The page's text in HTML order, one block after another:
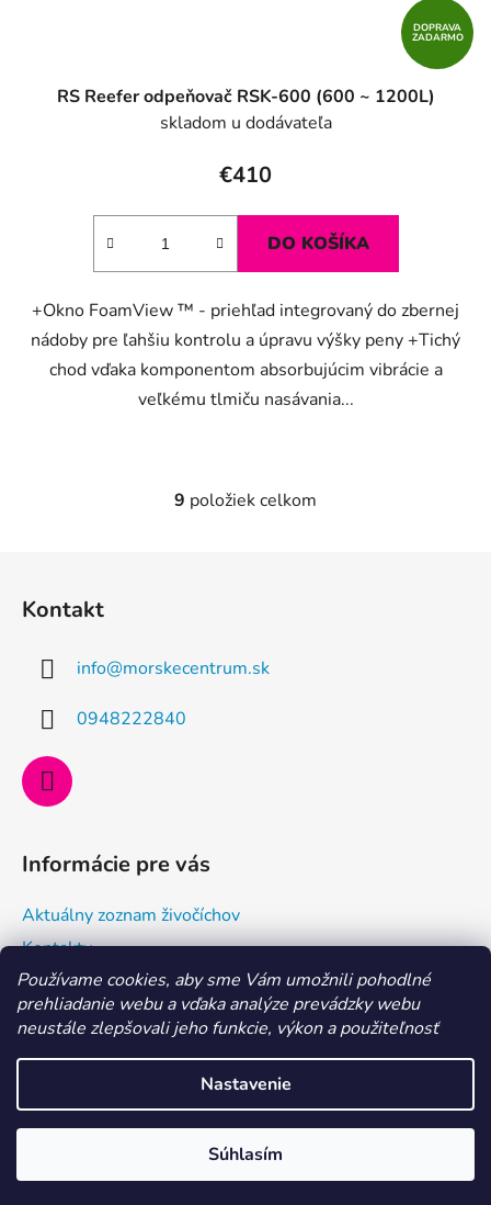
Používame cookies, aby sme Vám umožnili pohodlné
prehliadanie webu a vďaka analýze prevádzky webu
neustále zlepšovali jeho funkcie, výkon a použiteľnosť
Nastavenie
Súhlasím
MILÍ AKVARISTI, aktuálne je dovolenka 29. 7. - 6. 8. 2026.
DOPRAVA
ZADARMO
RS Reefer odpeňovač RSK-600 (600 ~ 1200L)
skladom u dodávateľa
€410
DO KOŠÍKA
+Okno FoamView ™ - priehľad integrovaný do zbernej
nádoby pre ľahšiu kontrolu a úpravu výšky peny +Tichý
chod vďaka komponentom absorbujúcim vibrácie a
veľkému tlmiču nasávania...
O
i
s
u
9 položiek celkom
Kontakt
info@morskecentrum.sk
0948222840
Informácie pre vás
Aktuálny zoznam živočíchov
Kontakty
Doprava a ako nakupovať
Všeobecné obchodné podmienky a dodacie podmienky
Vytvoril Shoptet
Morské centrum Eshop
vyhradené.Upraviť nastavenie cookies